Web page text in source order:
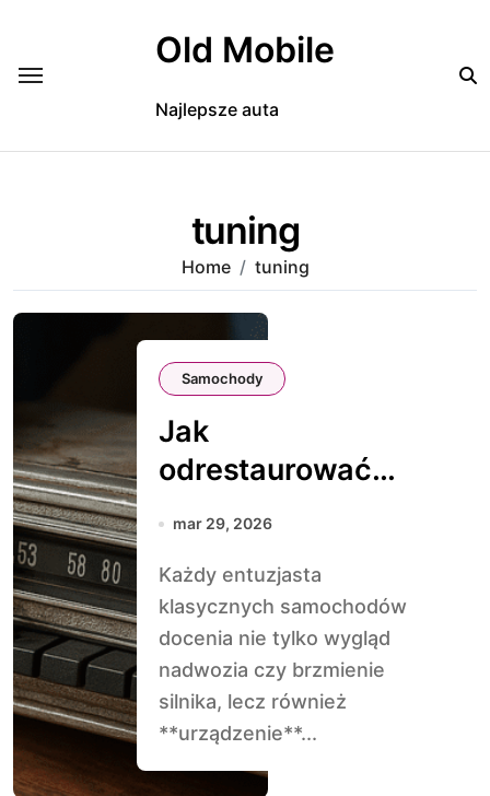
Old Mobile
Najlepsze auta
tuning
Home tuning
Samochody
Jak
odrestaurować
stare radio
mar 29, 2026
Każdy entuzjasta
klasycznych samochodów
docenia nie tylko wygląd
nadwozia czy brzmienie
silnika, lecz również
**urządzenie**...